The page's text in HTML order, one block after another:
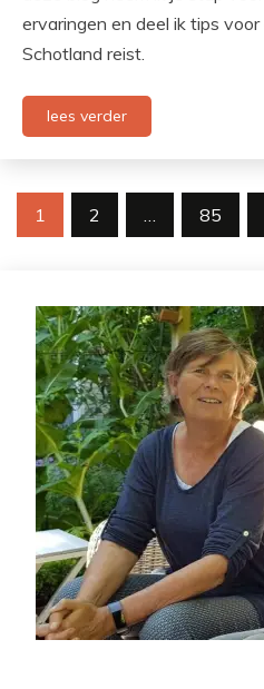
ervaringen en deel ik tips
Schotland reist.
lees verder
Berichten
1 2 85